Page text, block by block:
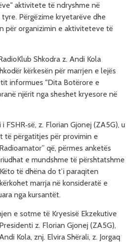
aktivitete të ndryshme në
Përgëzime kryetarëve dhe
për organizimin e aktiviteteve të
Shkodra z. Andi Kola
ër kërkesën për marrjen e lejës
informues "Dita Botërore e
ë njërit nga sheshet kryesore në
FSHR‑së, z. Florian Gjonej (ZA5G), u
të përgatitjes për provimin e
që, përmes anketës
e mundshme të përshtatshme
të dhëna do t’i paraqiten
marrja në konsideratë e
nga kursantët.
e sotme të Kryesisë Ekzekutive
z. Florian Gjonej (ZA5G),
Kola, znj. Elvira Shërali, z. Jorgaq